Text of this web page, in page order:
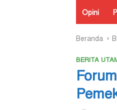
Opini
Beranda
BERITA